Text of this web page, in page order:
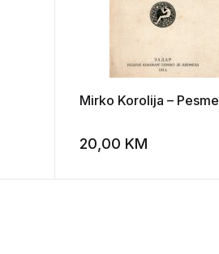
Add to wishlist
Mirko Korolija – Pesme
20,00 KM